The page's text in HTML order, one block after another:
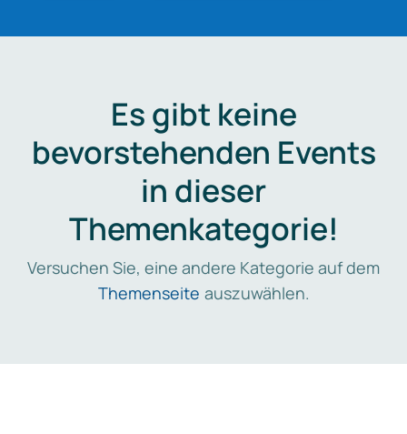
Es gibt keine
bevorstehenden Events
in dieser
Themenkategorie!
Versuchen Sie, eine andere Kategorie auf dem
Themenseite auszuwählen.